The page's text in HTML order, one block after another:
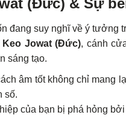
(Đức) & Sự
đang suy nghĩ về ý tưởng
Keo Jowat (Đức), cánh
sáng tạo.
âm tốt không chỉ mang
số.
của bạn bị phá hỏng